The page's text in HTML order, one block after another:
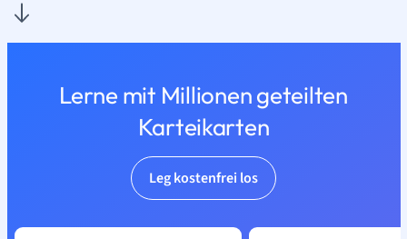
Lerne mit Millionen geteilten
Karteikarten
Leg kostenfrei los